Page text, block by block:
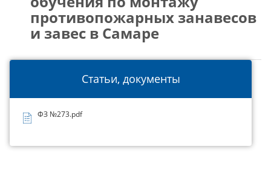
Статьи, документы
ФЗ №273.pdf
противопожарных занавесов
и завес в Самаре